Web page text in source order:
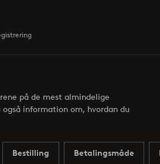
på de mest almindelige
information om, hvordan du
Bestilling Betalingsmåde